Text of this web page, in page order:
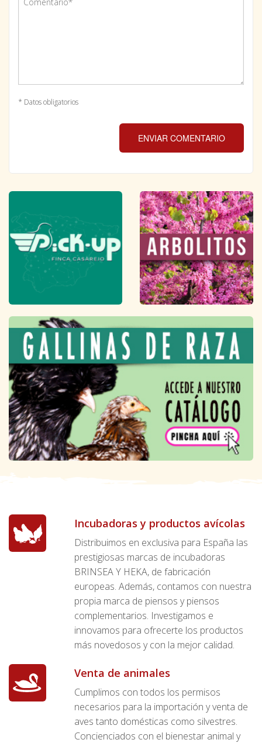
* Datos obligatorios
ENVIAR COMENTARIO
Incubadoras y productos avícolas
Distribuimos en exclusiva para España las
prestigiosas marcas de incubadoras
BRINSEA Y HEKA, de fabricación
europeas. Además, contamos con nuestra
propia marca de piensos y piensos
complementarios. Investigamos e
innovamos para ofrecerte los productos
más novedosos y con la mejor calidad.
Venta de animales
Cumplimos con todos los permisos
necesarios para la importación y venta de
aves tanto domésticas como silvestres.
Concienciados con el bienestar animal y